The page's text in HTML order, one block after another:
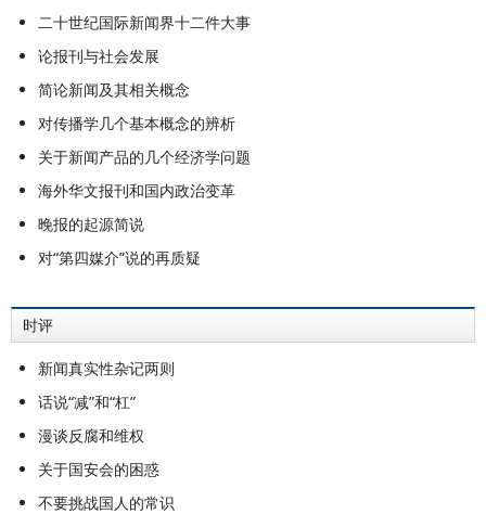
二十世纪国际新闻界十二件大事
论报刊与社会发展
简论新闻及其相关概念
对传播学几个基本概念的辨析
关于新闻产品的几个经济学问题
海外华文报刊和国内政治变革
晚报的起源简说
对“第四媒介”说的再质疑
时评
新闻真实性杂记两则
话说“减”和“杠”
漫谈反腐和维权
关于国安会的困惑
不要挑战国人的常识